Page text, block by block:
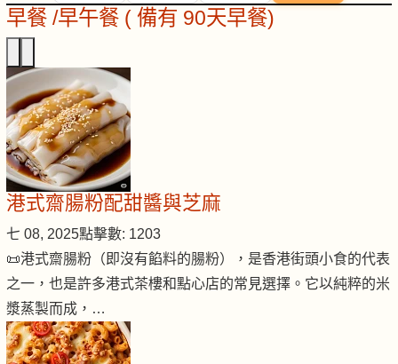
早餐 /早午餐 ( 備有 90天早餐)
港式齋腸粉配甜醬與芝麻
七 08, 2025點擊數: 1203
📜港式齋腸粉（即沒有餡料的腸粉），是香港街頭小食的代表
之一，也是許多港式茶樓和點心店的常見選擇。它以純粹的米
漿蒸製而成，…